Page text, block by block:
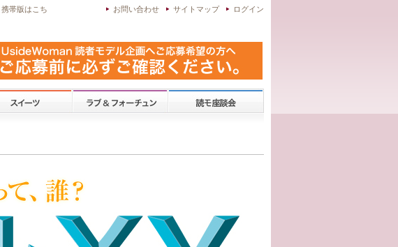
携帯版はこち
ログイン
サイトマップ
お問い合わせ